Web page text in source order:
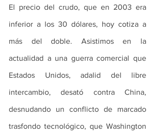
El precio del crudo, que en 2003 era
inferior a los 30 dólares, hoy cotiza a
más del doble. Asistimos en la
actualidad a una guerra comercial que
Estados Unidos, adalid del libre
intercambio, desató contra China,
desnudando un conflicto de marcado
trasfondo tecnológico, que Washington